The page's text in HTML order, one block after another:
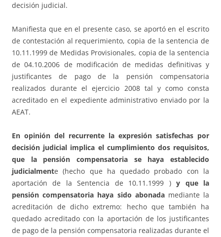
decisión judicial.
Manifiesta que en el presente caso, se aportó en el escrito
de contestación al requerimiento, copia de la sentencia de
10.11.1999 de Medidas Provisionales, copia de la sentencia
de 04.10.2006 de modificación de medidas definitivas y
justificantes de pago de la pensión compensatoria
realizados durante el ejercicio 2008 tal y como consta
acreditado en el expediente administrativo enviado por la
AEAT.
En opinión del recurrente la expresión satisfechas por
decisión judicial implica el cumplimiento dos requisitos,
que la pensión compensatoria se haya establecido
judicialmente (hecho que ha quedado probado con la
aportación de la Sentencia de 10.11.1999 )y que la
pensión compensatoria haya sido abonada mediante la
acreditación de dicho extremo: hecho que también ha
quedado acreditado con la aportación de los justificantes
de pago de la pensión compensatoria realizadas durante el